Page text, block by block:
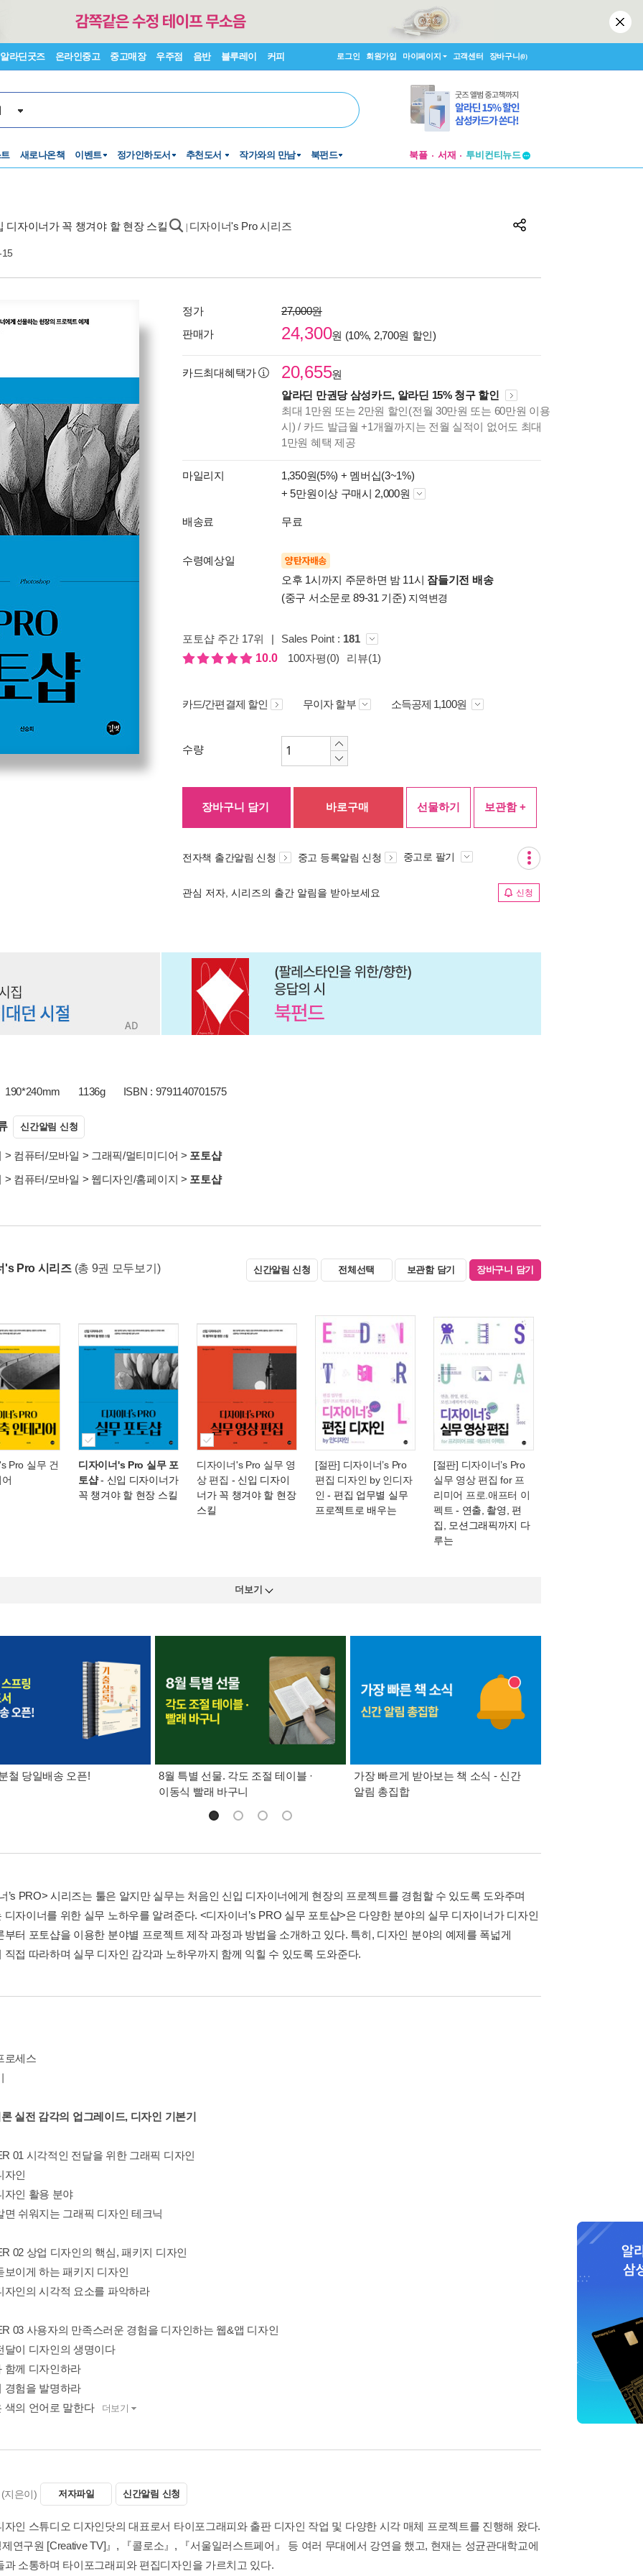
알라딘굿즈 온라인중고 중고매장 우주점 음반 블루레이 커피 로그인 회원가입 마이페이지 고객센터 장바구니(0)
새로나온책 이벤트 정가인하도서 추천도서 작가와의 만남 북펀드 북플 서재
창작플랫폼
디자이너가 꼭 챙겨야 할 현장 스킬 디자이너's Pro 시리즈
정가
27,000원
판매가
24,300원 (10%, 2,700원 할인)
카드최대혜택가 20,655원
알라딘 만권당 삼성카드, 알라딘 15% 청구 할인
최대 1만원 또는 2만원 할인(전월 30만원 또는 60만원 이용
시) / 카드 발급월 +1개월까지는 전월 실적이 없어도 최대
1만원 혜택 제공
마일리지 1,350원(5%) + 멤버십(3~1%)
+ 5만원이상 구매시 2,000원
배송료 무료
수령예상일 양탄자배송
오후 1시까지 주문하면 밤 11시 잠들기전 배송
(중구 서소문로 89-31 기준) 지역변경
포토샵 주간 17위 | Sales Point : 181
10.0
100자평(0) 리뷰(1)
카드/간편결제 할인 무이자 할부 소득공제 1,100원
수량
장바구니 담기 바로구매 선물하기 보관함 +
전자책 출간알림 신청 중고 등록알림 신청 중고로 팔기
관심 저자, 시리즈의 출간 알림을 받아보세요 신청
190*240mm 1136g ISBN : 9791140701575
신간알림 신청
> 컴퓨터/모바일 > 그래픽/멀티미디어 > 포토샵
> 컴퓨터/모바일 > 웹디자인/홈페이지 > 포토샵
's Pro 시리즈 (총 9권 모두보기) 신간알림 신청 전체선택 보관함 담기 장바구니 담기
Pro 실무 건
디자이너's Pro 실무 포
토샵- 신입 디자이너가
꼭 챙겨야 할 현장 스킬
디자이너's Pro 실무 영
상 편집 - 신입 디자이
너가 꼭 챙겨야 할 현장
스킬
[절판] 디자이너’s Pro
편집 디자인 by 인디자
인 - 편집 업무별 실무
프로젝트로 배우는
[절판] 디자이너’s Pro
실무 영상 편집 for 프
리미어 프로.애프터 이
펙트 - 연출, 촬영, 편
집, 모션그래픽까지 다
루는
더보기
철 당일배송 오픈!
8월 특별 선물. 각도 조절 테이블 ·
이동식 빨래 바구니
가장 빠르게 받아보는 책 소식 - 신간
알림 총집합
’s PRO> 시리즈는 툴은 알지만 실무는 처음인 신입 디자이너에게 현장의 프로젝트를 경험할 수 있도록 도와주며
디자이너를 위한 실무 노하우를 알려준다. <디자이너’s PRO 실무 포토샵>은 다양한 분야의 실무 디자이너가 디자인
부터 포토샵을 이용한 분야별 프로젝트 제작 과정과 방법을 소개하고 있다. 특히, 디자인 분야의 예제를 폭넓게
직접 따라하며 실무 디자인 감각과 노하우까지 함께 익힐 수 있도록 도와준다.
로세스
실전 감각의 업그레이드, 디자인 기본기
01 시각적인 전달을 위한 그래픽 디자인
자인
자인 활용 분야
면 쉬워지는 그래픽 디자인 테크닉
02 상업 디자인의 핵심, 패키지 디자인
보이게 하는 패키지 디자인
자인의 시각적 요소를 파악하라
03 사용자의 만족스러운 경험을 디자인하는 웹&앱 디자인
달이 디자인의 생명이다
함께 디자인하라
경험을 발명하라
색의 언어로 말한다
더보기
(지은이) 저자파일 신간알림 신청
자인 스튜디오 디자인닷의 대표로서 타이포그래피와 출판 디자인 작업 및 다양한 시각 매체 프로젝트를 진행해 왔다.
연구원 [Creative TV]』, 『콜로소』, 『서울일러스트페어』 등 여러 무대에서 강연을 했고, 현재는 성균관대학교에
과 소통하며 타이포그래피와 편집디자인을 가르치고 있다.